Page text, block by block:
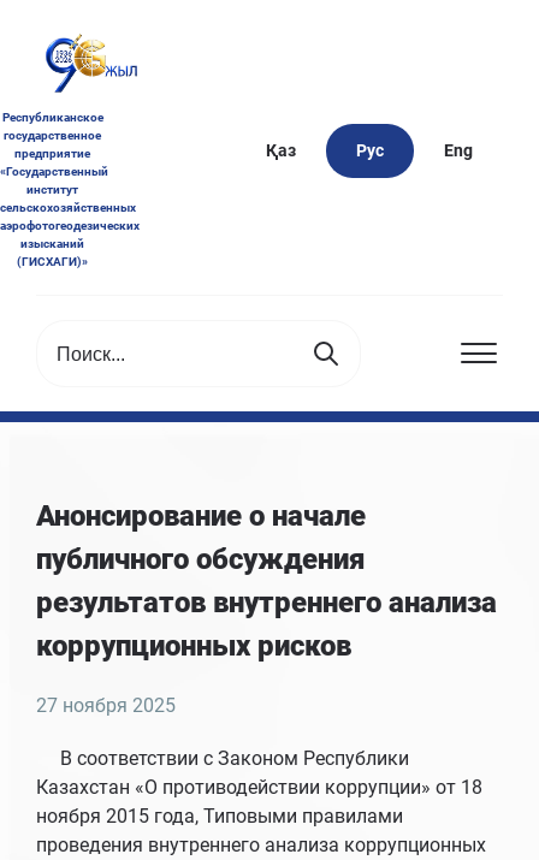
Республиканское
государственное
предприятие
«Государственный
институт
сельскохозяйственных
аэрофотогеодезических
изысканий
(ГИСХАГИ)»
Қаз Рус Eng
Анонсирование о начале
публичного обсуждения
результатов внутреннего анализа
коррупционных рисков
27 ноября 2025
В соответствии с Законом Республики
Казахстан «О противодействии коррупции» от 18
ноября 2015 года, Типовыми правилами
проведения внутреннего анализа коррупционных